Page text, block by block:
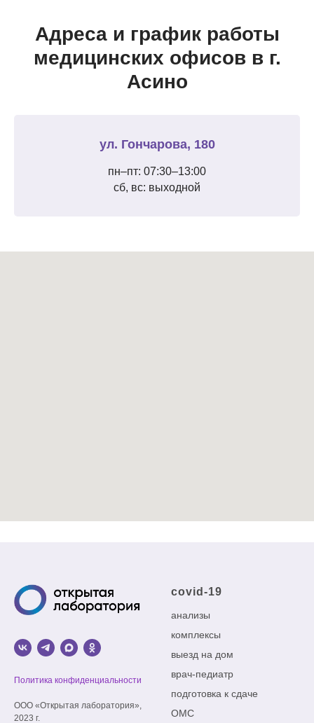
Адреса и график работы
медицинских офисов в г.
Асино
ул. Гончарова, 180
пн–пт: 07:30–13:00
сб, вс: выходной
Политика конфиденциальности
ООО «Открытая лаборатория»,
2023 г.
covid-19
анализы
комплексы
выезд на дом
врач-педиатр
подготовка к сдаче
ОМС